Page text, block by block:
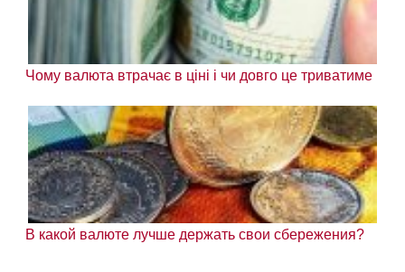
Чому валюта втрачає в ціні і чи довго це триватиме
В какой валюте лучше держать свои сбережения?